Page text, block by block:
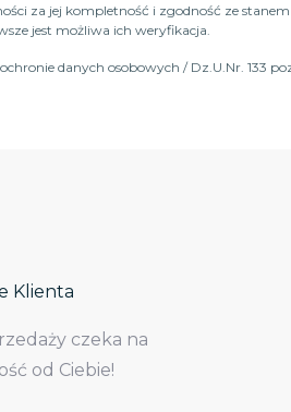
za jej kompletność i zgodność ze stanem
jest możliwa ich weryfikacja.
danych osobowych / Dz.U.Nr. 133
Klienta
czeka na
od Ciebie!